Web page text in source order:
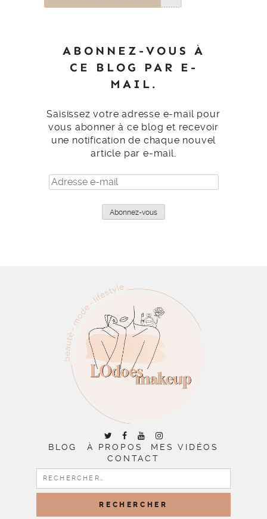
ABONNEZ-VOUS À
CE BLOG PAR E-
MAIL.
Saisissez votre adresse e-mail pour
vous abonner à ce blog et recevoir
une notification de chaque nouvel
article par e-mail.
Adresse
e-
Abonnez-vous
BLOG À PROPOS
MES VIDÉOS
CONTACT
RECHERCHER :